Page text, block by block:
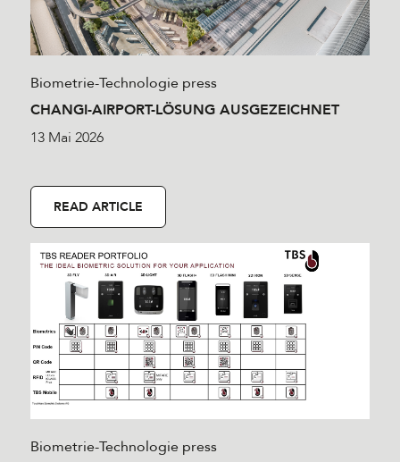
Biometrie-Technologie press
CHANGI-AIRPORT-LÖSUNG AUSGEZEICHNET
13 Mai 2026
READ ARTICLE
Biometrie-Technologie press